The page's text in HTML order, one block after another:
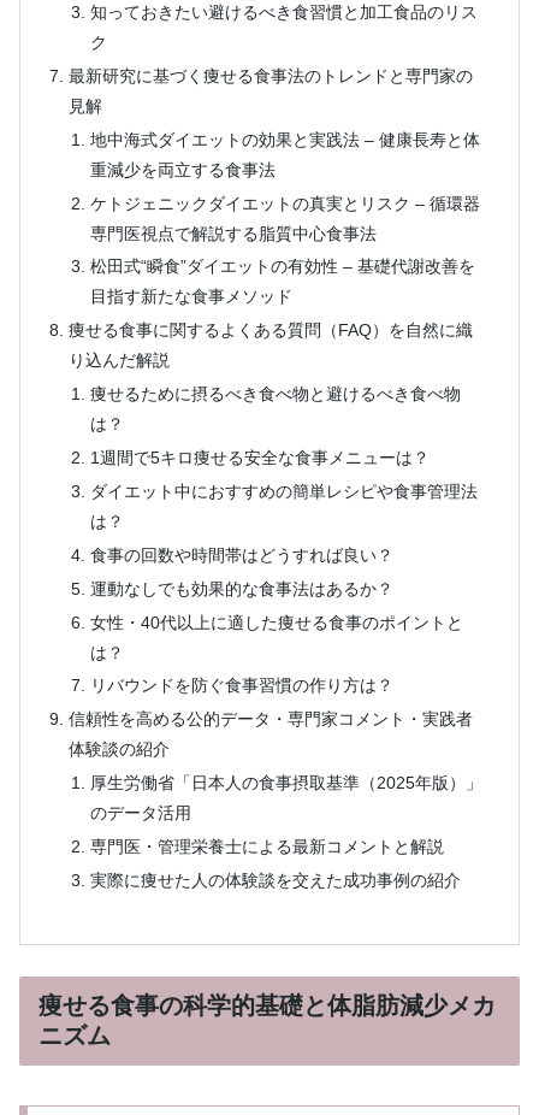
知っておきたい避けるべき食習慣と加工食品のリス
ク
最新研究に基づく痩せる食事法のトレンドと専門家の
見解
地中海式ダイエットの効果と実践法 – 健康長寿と体
重減少を両立する食事法
ケトジェニックダイエットの真実とリスク – 循環器
専門医視点で解説する脂質中心食事法
松田式“瞬食”ダイエットの有効性 – 基礎代謝改善を
目指す新たな食事メソッド
痩せる食事に関するよくある質問（FAQ）を自然に織
り込んだ解説
痩せるために摂るべき食べ物と避けるべき食べ物
は？
1週間で5キロ痩せる安全な食事メニューは？
ダイエット中におすすめの簡単レシピや食事管理法
は？
食事の回数や時間帯はどうすれば良い？
運動なしでも効果的な食事法はあるか？
女性・40代以上に適した痩せる食事のポイントと
は？
リバウンドを防ぐ食事習慣の作り方は？
信頼性を高める公的データ・専門家コメント・実践者
体験談の紹介
厚生労働省「日本人の食事摂取基準（2025年版）」
のデータ活用
専門医・管理栄養士による最新コメントと解説
実際に痩せた人の体験談を交えた成功事例の紹介
痩せる食事の科学的基礎と体脂肪減少メカ
ニズム